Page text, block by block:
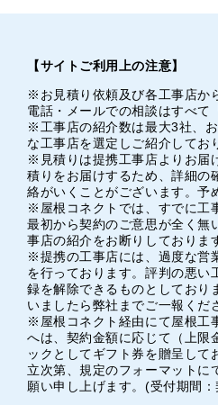
【サイトご利用上の注意】
※お見積り依頼及び各工事店か
電話・メールでの相談はすべて
※工事店の紹介数は最大3社、
な工事店を選定しご紹介してお
※見積りは提携工事店よりお届
積りをお届けするため、詳細の
絡がいくことがございます。予
※屋根コネクトでは、すでに工
最初から契約のご意思が全く無
事店の紹介をお断りしておりま
※提携の工事店には、過度な営
を行っております。評判の悪い
録を解除できるものとしており
いましたら弊社までご一報くだ
※屋根コネクト経由にて屋根工
へは、契約金額に応じて（上限
ックとしてギフト券を贈呈して
立次第、規定のフォーマットに
願い申し上げます。(受付期間